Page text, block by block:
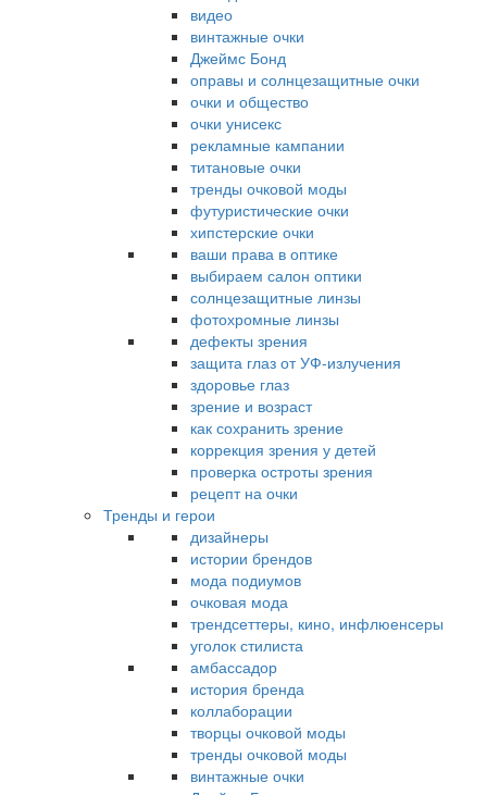
видео
винтажные очки
Джеймс Бонд
оправы и солнцезащитные очки
очки и общество
очки унисекс
рекламные кампании
титановые очки
тренды очковой моды
футуристические очки
хипстерские очки
ваши права в оптике
выбираем салон оптики
солнцезащитные линзы
фотохромные линзы
дефекты зрения
защита глаз от УФ-излучения
здоровье глаз
зрение и возраст
как сохранить зрение
коррекция зрения у детей
проверка остроты зрения
рецепт на очки
Тренды и герои
дизайнеры
истории брендов
мода подиумов
очковая мода
трендсеттеры, кино, инфлюенсеры
уголок стилиста
амбассадор
история бренда
коллаборации
творцы очковой моды
тренды очковой моды
винтажные очки